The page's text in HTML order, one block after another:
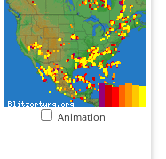
Animation